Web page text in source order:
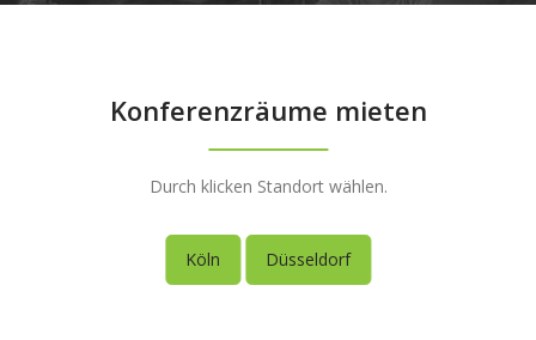
Konferenzräume mieten
Durch klicken Standort wählen.
Köln Düsseldorf